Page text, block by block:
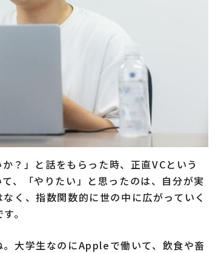
」と話をもらった時、正直VCという
、「やりたい」と思ったのは、自分が実
く、指数関数的に世の中に広がっていく
。
大学生なのにAppleで働いて、飲食や畜